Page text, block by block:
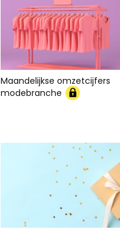
Maandelijkse omzetcijfers
modebranche